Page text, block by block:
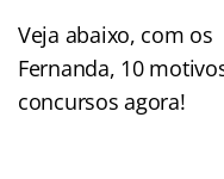
Veja abaixo, com os
Fernanda, 10
concursos agora!